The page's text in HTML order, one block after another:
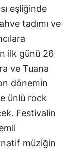
eşliğinde
tadımı ve
ilk günü 26
ve Tuana
dönemin
ünlü rock
Festivalin
müziğin